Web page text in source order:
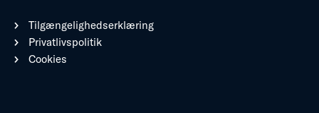
Tilgængelighedserklæring
Privatlivspolitik
Cookies